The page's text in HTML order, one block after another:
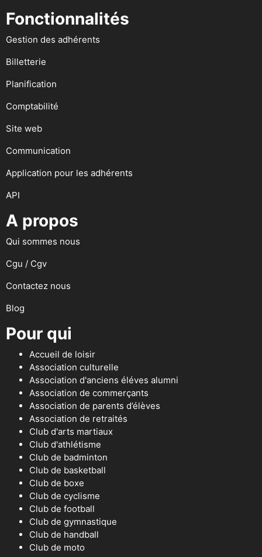
Fonctionnalités
Gestion des adhérents
Billetterie
Planification
Comptabilité
Site web
Communication
Application pour les adhérents
API
A propos
Qui sommes nous
Cgu / Cgv
Contactez nous
Blog
Pour qui
Accueil de loisir
Association culturelle
Association d'anciens éléves alumni
Association de commerçants
Association de parents d’élèves
Association de retraités
Club d'arts martiaux
Club d'athlétisme
Club de badminton
Club de basketball
Club de boxe
Club de cyclisme
Club de football
Club de gymnastique
Club de handball
Club de moto